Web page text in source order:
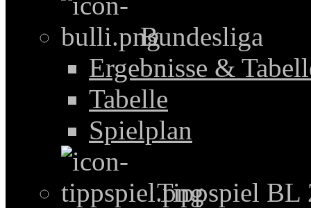
Bundesliga
Ergebnisse &
Tabelle
Spielplan
Tippspiel BL